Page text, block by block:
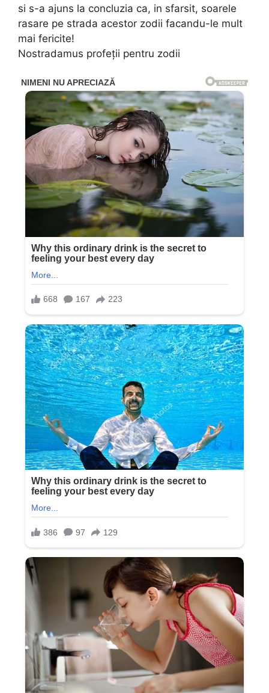
si s-a ajuns la concluzia ca, in sfarsit, soarele
rasare pe strada acestor zodii facandu-le mult
mai fericite!
Nostradamus profeții pentru zodii